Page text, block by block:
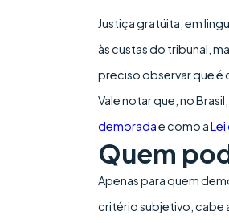
Justiça gratüita, em
às custas do tribunal,
preciso observar que é
Vale notar que, no
demoradae como aLei
Quem
Apenas para quem
critério subjetivo, cabe